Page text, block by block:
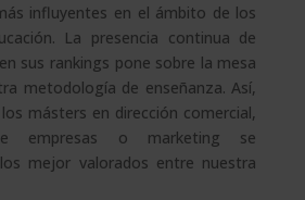
influyentes en el ámbito de los
La presencia continua de
sus rankings pone sobre la mesa
metodología de enseñanza. Así,
másters en dirección comercial,
empresas o marketing se
mejor valorados entre nuestra